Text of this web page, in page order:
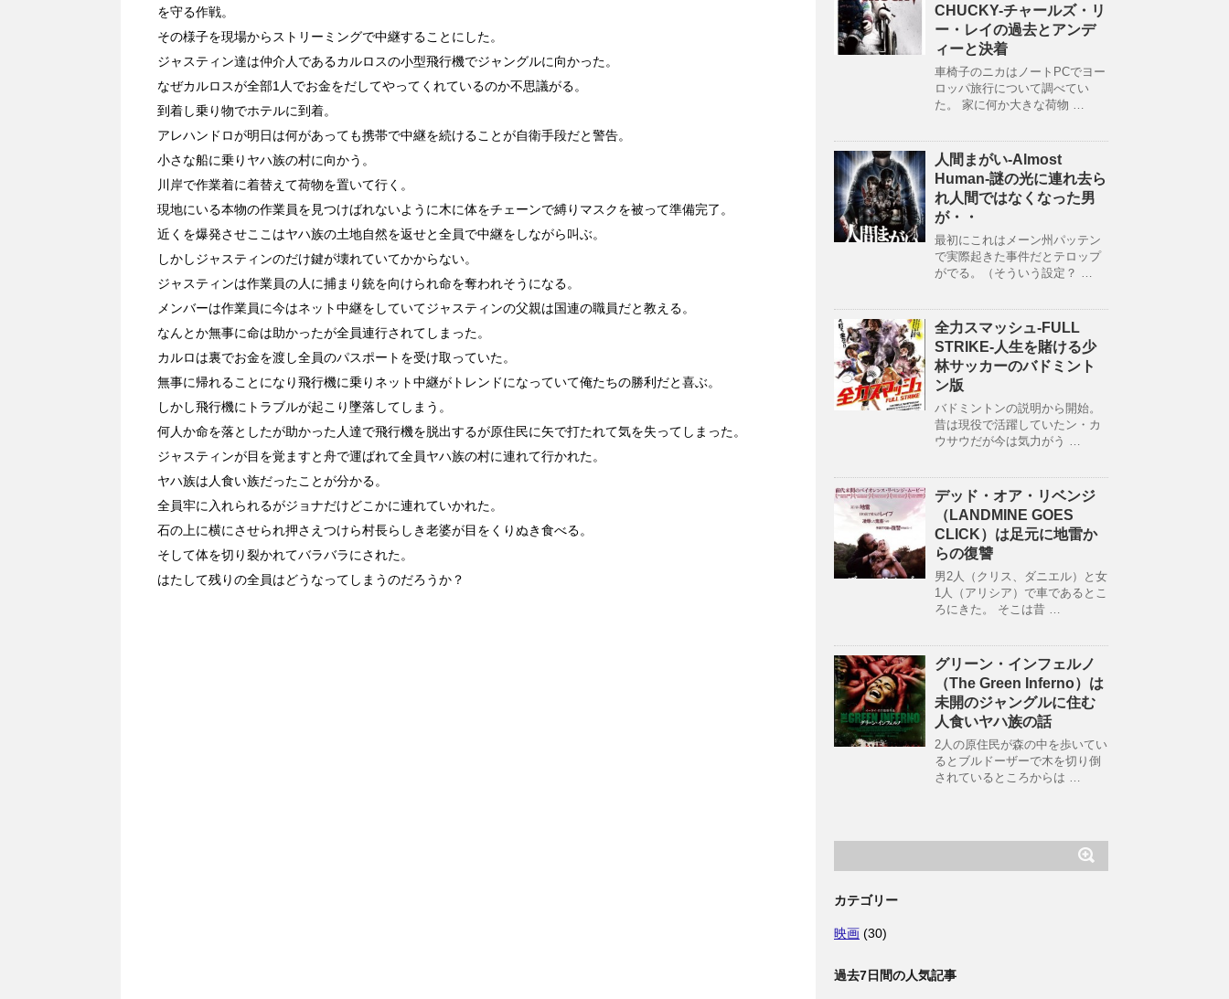
を守る作戦。
その様子を現場からストリーミングで中継することにした。
ジャスティン達は仲介人であるカルロスの小型飛行機でジャングルに向かった。
なぜカルロスが全部1人でお金をだしてやってくれているのか不思議がる。
到着し乗り物でホテルに到着。
アレハンドロが明日は何があっても携帯で中継を続けることが自衛手段だと警告。
小さな船に乗りヤハ族の村に向かう。
川岸で作業着に着替えて荷物を置いて行く。
現地にいる本物の作業員を見つけばれないように木に体をチェーンで縛りマスクを被って準備完了。
近くを爆発させここはヤハ族の土地自然を返せと全員で中継をしながら叫ぶ。
しかしジャスティンのだけ鍵が壊れていてかからない。
ジャスティンは作業員の人に捕まり銃を向けられ命を奪われそうになる。
メンバーは作業員に今はネット中継をしていてジャスティンの父親は国連の職員だと教える。
なんとか無事に命は助かったが全員連行されてしまった。
カルロは裏でお金を渡し全員のパスポートを受け取っていた。
無事に帰れることになり飛行機に乗りネット中継がトレンドになっていて俺たちの勝利だと喜ぶ。
しかし飛行機にトラブルが起こり墜落してしまう。
何人か命を落としたが助かった人達で飛行機を脱出するが原住民に矢で打たれて気を失ってしまった。
ジャスティンが目を覚ますと舟で運ばれて全員ヤハ族の村に連れて行かれた。
ヤハ族は人食い族だったことが分かる。
全員牢に入れられるがジョナだけどこかに連れていかれた。
石の上に横にさせられ押さえつけら村長らしき老婆が目をくりぬき食べる。
そして体を切り裂かれてバラバラにされた。
はたして残りの全員はどうなってしまうのだろうか？
CHUCKY-チャールズ・リ
ー・レイの過去とアンデ
ィーと決着
車椅子のニカはノートPCでヨー
ロッパ旅行について調べてい
た。 家に何か大きな荷物 …
人間まがい-Almost
Human-謎の光に連れ去ら
れ人間ではなくなった男
が・・
最初にこれはメーン州パッテン
で実際起きた事件だとテロップ
がでる。（そういう設定？ …
全力スマッシュ-FULL
STRIKE-人生を賭ける少
林サッカーのバドミント
ン版
バドミントンの説明から開始。
昔は現役で活躍していたン・カ
ウサウだが今は気力がう …
デッド・オア・リベンジ
（LANDMINE GOES
CLICK）は足元に地雷か
らの復讐
男2人（クリス、ダニエル）と女
1人（アリシア）で車であるとこ
ろにきた。 そこは昔 …
グリーン・インフェルノ
（The Green Inferno）は
未開のジャングルに住む
人食いヤハ族の話
2人の原住民が森の中を歩いてい
るとブルドーザーで木を切り倒
されているところからは …
カテゴリー
映画 (30)
過去7日間の人気記事